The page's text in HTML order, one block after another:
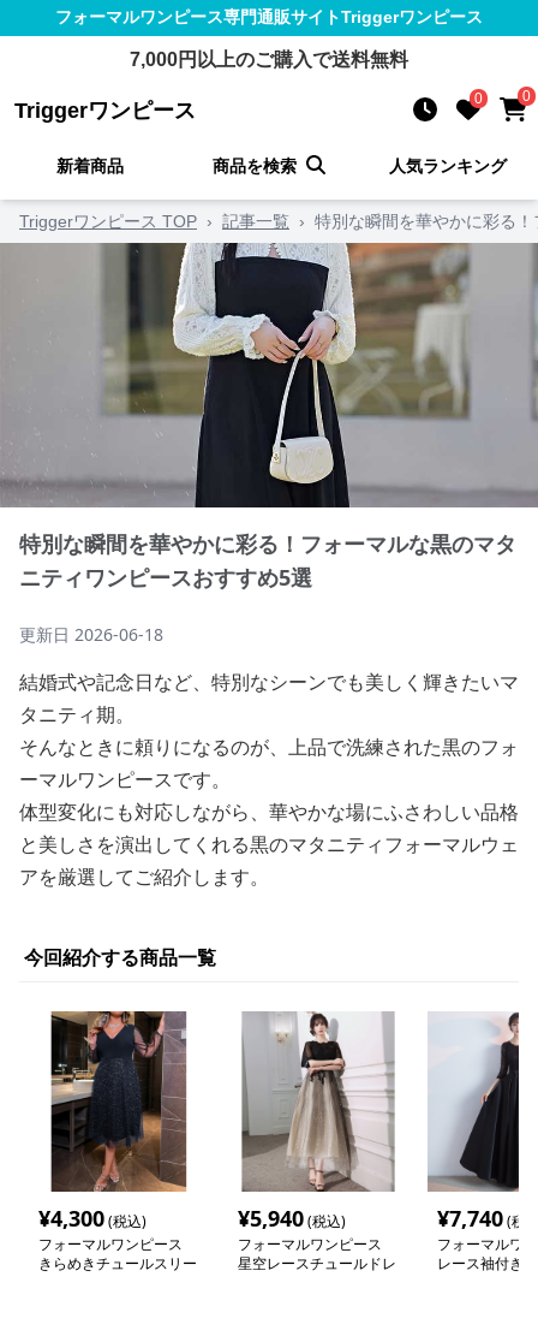
フォーマルワンピース専門通販サイトTriggerワンピース
7,000円以上のご購入で送料無料
Triggerワンピース 0 0
新着商品 商品を検索 人気ランキング
Triggerワンピース TOP › 記事一覧 › 特別な瞬間を華やかに彩る
特別な瞬間を華やかに彩る！フォーマルな黒のマタ
ニティワンピースおすすめ5選
更新日 2026-06-18
結婚式や記念日など、特別なシーンでも美しく輝きたいマ
タニティ期。
そんなときに頼りになるのが、上品で洗練された黒のフォ
ーマルワンピースです。
体型変化にも対応しながら、華やかな場にふさわしい品格
と美しさを演出してくれる黒のマタニティフォーマルウェ
アを厳選してご紹介します。
今回紹介する商品一覧
¥4,300(税込)
フォーマルワンピース
きらめきチュールスリー
¥5,940(税込)
フォーマルワンピース
星空レースチュールドレ
¥7,740(税
フォーマルワ
レース袖付き